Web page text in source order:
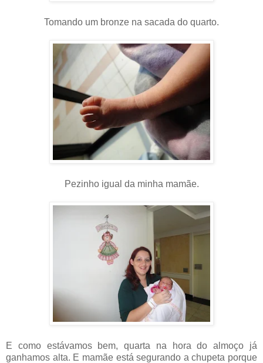
Tomando um bronze na sacada do quarto.
Pezinho igual da minha mamãe.
E como estávamos bem, quarta na hora do almoço já
ganhamos alta. E mamãe está segurando a chupeta porque